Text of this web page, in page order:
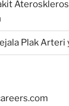
Plak